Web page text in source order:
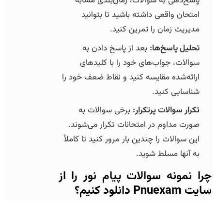
امتحان واقعی داشته باشید تا بتوانید
مدیریت زمان را تمرین کنید.
تحلیل پاسخ‌ها: بعد از پاسخ دادن به
سوالات، جواب‌های خود را با کلیدهای
ارائه‌شده مقایسه کنید و نقاط ضعف خود را
شناسایی کنید.
تکرار سوالات پرتکرار: برخی سوالات به
صورت مداوم در امتحانات تکرار می‌شوند.
این سوالات را چندین بار مرور کنید تا کاملاً
به آنها مسلط شوید.
چرا نمونه سوالات پیام نور را از
سایت Pnuexam دانلود کنیم؟